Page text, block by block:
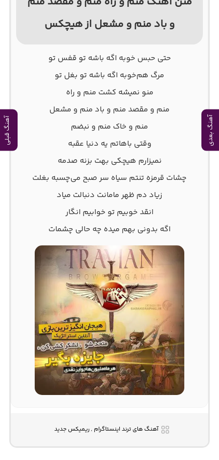
آهنگ بعدی آهنگ قبلی
و باد منم و مشعل از هیچکس
حتی حبس خوبه اگه‌ باشه‌ تو قفس تو
مرگ هم‌خوبه اگه باشه تو‌ بغل تو
منو نمیشه کشت منم و راه
منم و مقصد منم و باد منم و مشعل
منم و خاک منم و نبضم
وقتی باهاتم یه دنیا عقبه
نمیزارم هيچکی بهت بزنه صدمه
چشات قرمزه تنتم سیاه سر صبح می‌چسبه بغلت
زیاد دم ظهر مامانت دنبالت میاد
انقد خوبیم تو خوابیم انگار
اگه بدونی بهم میده چه حالی چشمات
آهنگ های ترند اینستاگرام , ریمیکس جدید